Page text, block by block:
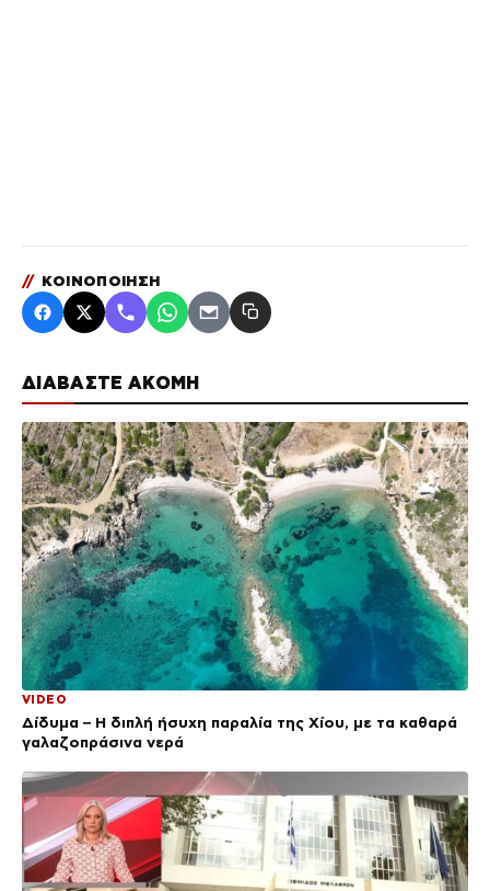
ΔΙΑΒΑΣΤΕ ΑΚΟΜΗ
VIDEO
Δίδυμα – Η διπλή ήσυχη παραλία της Χίου, με τα καθαρά
γαλαζοπράσινα νερά
// ΚΟΙΝΟΠΟΙΗΣΗ